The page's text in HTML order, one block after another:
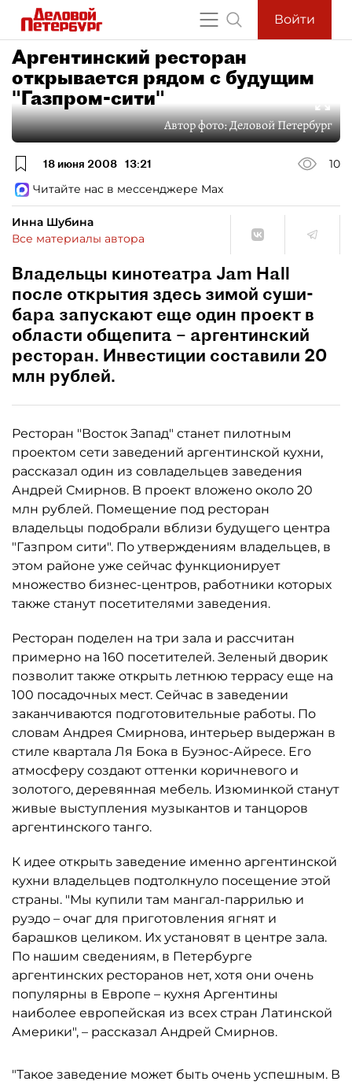
Войти
Аргентинский ресторан
открывается рядом с будущим
"Газпром-сити"
Автор фото:Деловой Петербург
18 июня 2008 13:21
10
Читайте нас в мессенджере Max
Инна Шубина
Все материалы автора
Владельцы кинотеатра Jam Hall
после открытия здесь зимой суши-
бара запускают еще один проект в
области общепита – аргентинский
ресторан. Инвестиции составили 20
млн рублей.
Ресторан "Восток Запад" станет пилотным
проектом сети заведений аргентинской кухни,
рассказал один из совладельцев заведения
Андрей Смирнов. В проект вложено около 20
млн рублей. Помещение под ресторан
владельцы подобрали вблизи будущего центра
"Газпром сити". По утверждениям владельцев, в
этом районе уже сейчас функционирует
множество бизнес-центров, работники которых
также станут посетителями заведения.
Ресторан поделен на три зала и рассчитан
примерно на 160 посетителей. Зеленый дворик
позволит также открыть летнюю террасу еще на
100 посадочных мест. Сейчас в заведении
заканчиваются подготовительные работы. По
словам Андрея Смирнова, интерьер выдержан в
стиле квартала Ля Бока в Буэнос-Айресе. Его
атмосферу создают оттенки коричневого и
золотого, деревянная мебель. Изюминкой станут
живые выступления музыкантов и танцоров
аргентинского танго.
К идее открыть заведение именно аргентинской
кухни владельцев подтолкнуло посещение этой
страны. "Мы купили там мангал-паррилью и
руэдо – очаг для приготовления ягнят и
барашков целиком. Их установят в центре зала.
По нашим сведениям, в Петербурге
аргентинских ресторанов нет, хотя они очень
популярны в Европе – кухня Аргентины
наиболее европейская из всех стран Латинской
Америки", – рассказал Андрей Смирнов.
"Такое заведение может быть очень успешным. В